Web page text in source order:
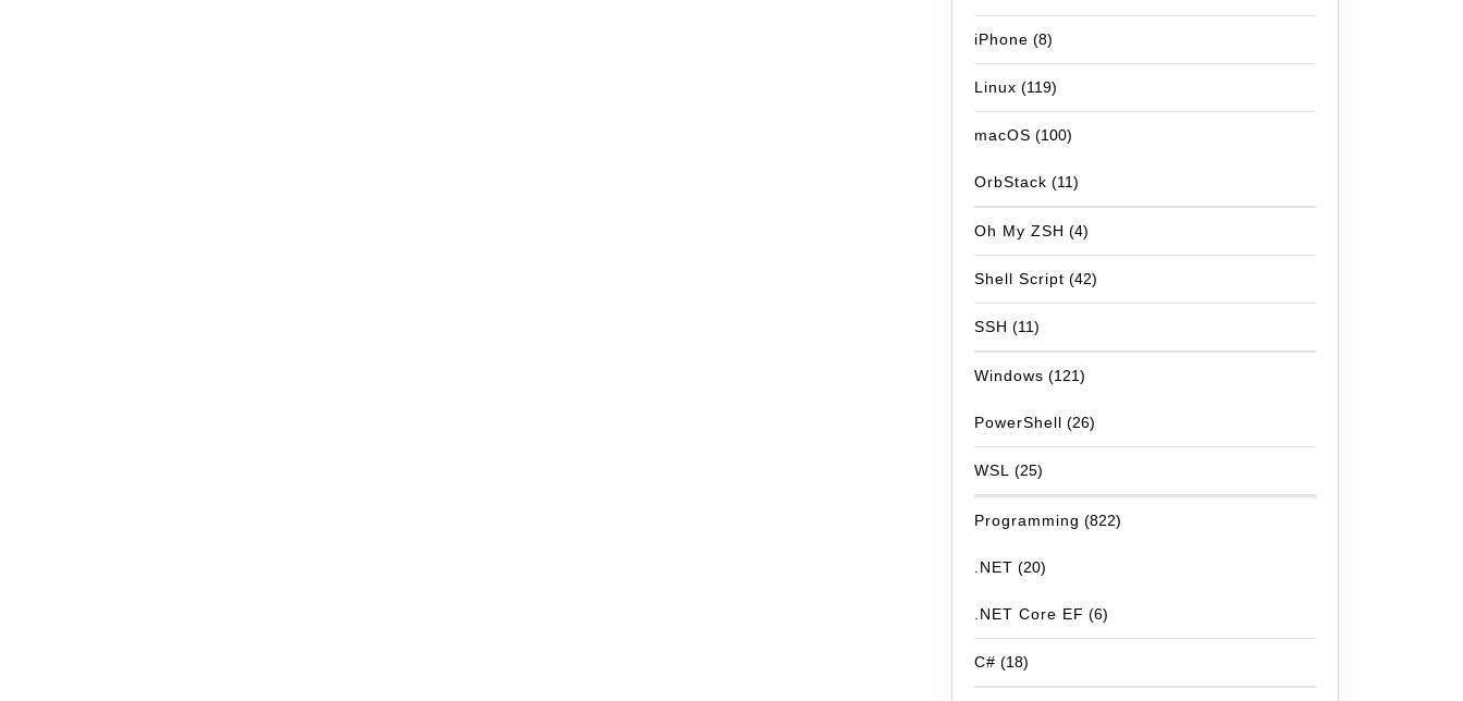
iPhone (8)
Linux (119)
macOS (100)
OrbStack (11)
Oh My ZSH (4)
Shell Script (42)
SSH (11)
Windows (121)
PowerShell (26)
WSL (25)
Programming (822)
.NET (20)
.NET Core EF (6)
C# (18)